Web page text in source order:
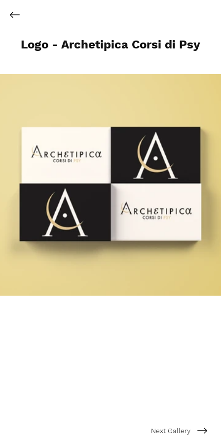
Logo - Archetipica Corsi di Psy
Next Gallery